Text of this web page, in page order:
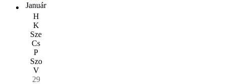
Január
H
K
Sze
Cs
P
Szo
V
29